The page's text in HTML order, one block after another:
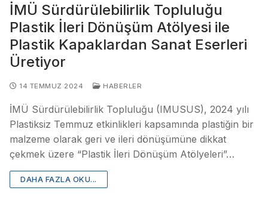
İMÜ Sürdürülebilirlik Topluluğu
Plastik İleri Dönüşüm Atölyesi ile
Plastik Kapaklardan Sanat Eserleri
Üretiyor
14 TEMMUZ 2024 HABERLER
İMÜ Sürdürülebilirlik Topluluğu (IMUSUS), 2024 yılı
Plastiksiz Temmuz etkinlikleri kapsamında plastiğin bir
malzeme olarak geri ve ileri dönüşümüne dikkat
çekmek üzere “Plastik İleri Dönüşüm Atölyeleri”…
DAHA FAZLA OKU...